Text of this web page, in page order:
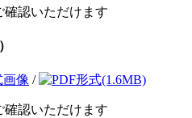
確認いただけます
画像 / (1.6MB)
確認いただけます